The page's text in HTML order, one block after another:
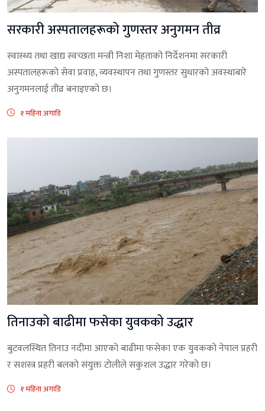
सरकारी अस्पतालहरूको गुणस्तर अनुगमन तीव्र
स्वास्थ्य तथा खाद्य स्वच्छता मन्त्री निशा मेहताको निर्देशनमा सरकारी
अस्पतालहरूको सेवा प्रवाह, व्यवस्थापन तथा गुणस्तर सुधारको अवस्थाबारे
अनुगमनलाई तीव्र बनाइएको छ।
१ महिना अगाडि
तिनाउको बाढीमा फसेका युवकको उद्धार
बुटवलस्थित तिनाउ नदीमा आएको बाढीमा फसेका एक युवकको नेपाल प्रहरी
र सशस्त्र प्रहरी बलको संयुक्त टोलीले सकुशल उद्धार गरेको छ।
१ महिना अगाडि